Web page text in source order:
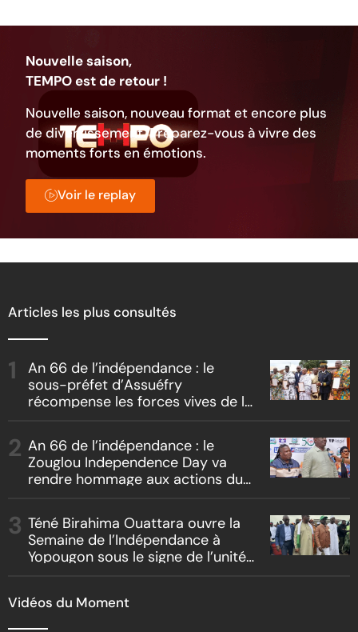
Nouvelle saison,
TEMPO est de retour !
Nouvelle saison, nouveau format et encore plus
de divertissement. Préparez-vous à vivre des
moments forts en émotions.
Voir le replay
Articles les plus consultés
An 66 de l’indépendance : le
sous-préfet d’Assuéfry
récompense les forces vives de la
An 66 de l’indépendance : le
Zouglou Independence Day va
rendre hommage aux actions du
Téné Birahima Ouattara ouvre la
Semaine de l’Indépendance à
Yopougon sous le signe de l’unité
Vidéos du Moment